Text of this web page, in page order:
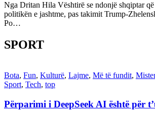
Nga Dritan Hila Vështirë se ndonjë shqiptar
politikën e jashtme, pas takimit Trump-
Po…
SPORT
Bota, Fun, Kulturë, Lajme, Më të fundit, Mister
Sport, Tech, top
Përparimi i DeepSeek AI është për